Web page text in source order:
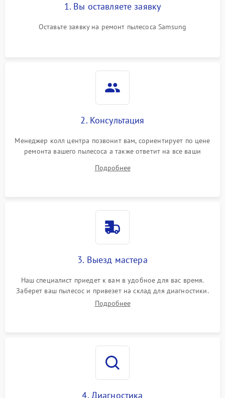
1. Вы оставляете заявку
Оставьте заявку на ремонт пылесоса Samsung
2. Консультация
Менеджер колл центра позвонит вам, сориентирует по цене
ремонта вашего пылесоса а также ответит на все ваши
Подробнее
3. Выезд мастера
Наш специалист приедет к вам в удобное для вас время.
Заберет ваш пылесос и привезет на склад для диагностики.
Подробнее
4. Диагностика